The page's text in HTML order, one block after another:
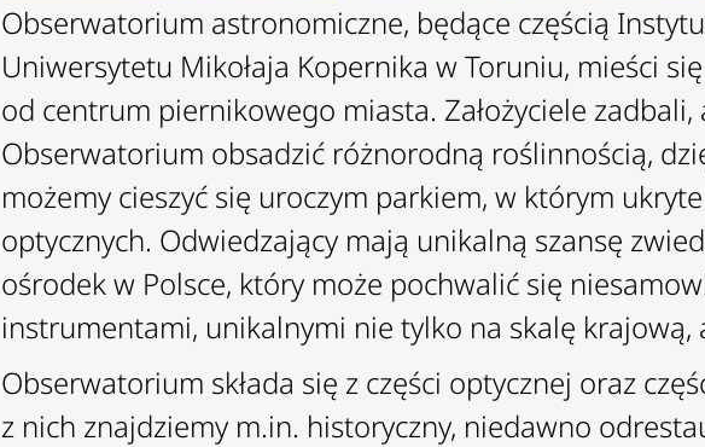
Obserwatorium astronomiczne, będące częścią
Uniwersytetu Mikołaja Kopernika w Toruniu, mieści
od centrum piernikowego miasta. Założyciele zadbali,
Obserwatorium obsadzić różnorodną roślinnością,
możemy cieszyć się uroczym parkiem, w którym
optycznych. Odwiedzający mają unikalną szansę
ośrodek w Polsce, który może pochwalić się
instrumentami, unikalnymi nie tylko na skalę krajową,
Obserwatorium składa się z części optycznej oraz
z nich znajdziemy m.in. historyczny, niedawno